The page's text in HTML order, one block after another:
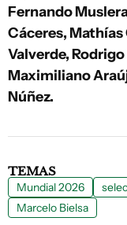
Fernando
Cáceres,
Valverde,
Maximiliano
Núñez.
TEMAS
Mundial 2026
Marcelo Bielsa